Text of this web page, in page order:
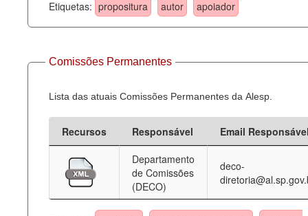
Perguntas frequentes
Contato
Etiquetas: propositura autor apoiador
Comissões Permanentes
Lista das atuais Comissões Permanentes da Alesp.
Recursos Responsável
Email
Departamento
de Comissões
(DECO)
deco-